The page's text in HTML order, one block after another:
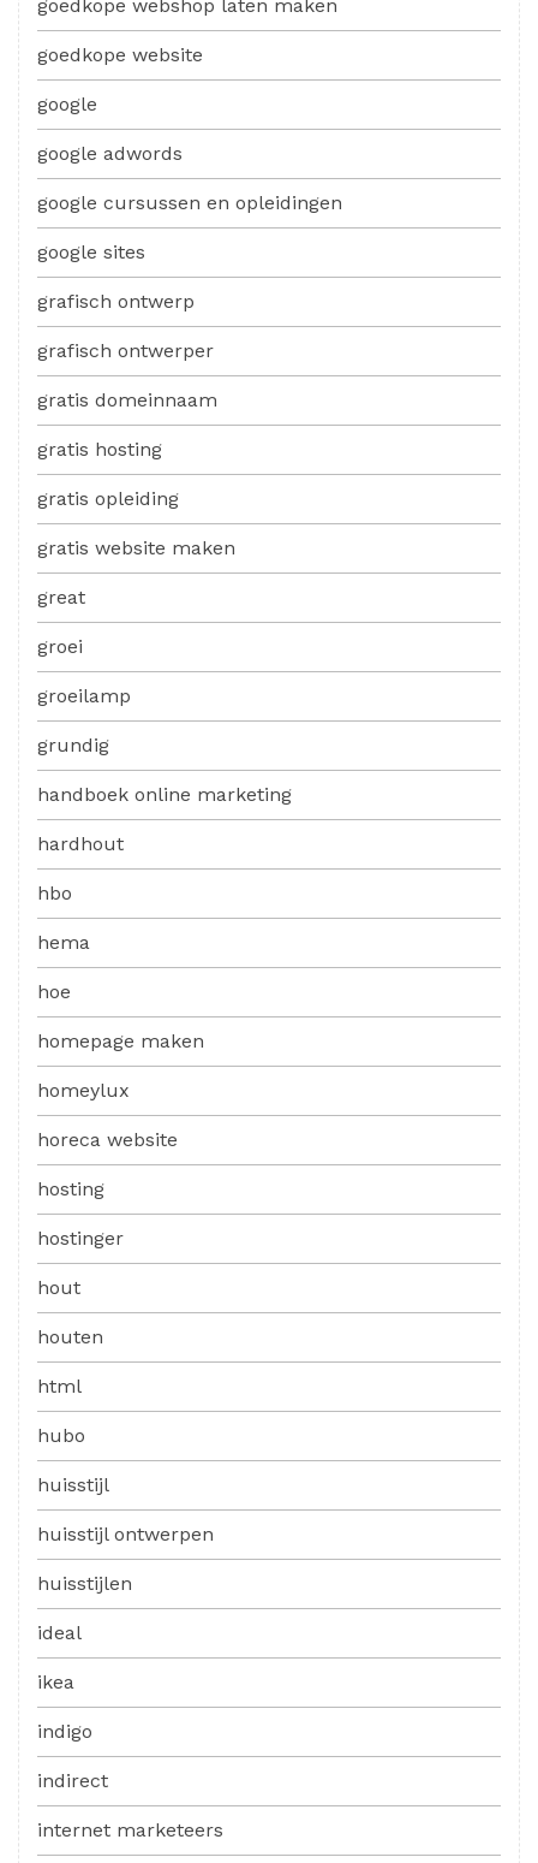
goedkope webshop laten maken
goedkope website
google
google adwords
google cursussen en opleidingen
google sites
grafisch ontwerp
grafisch ontwerper
gratis domeinnaam
gratis hosting
gratis opleiding
gratis website maken
great
groei
groeilamp
grundig
handboek online marketing
hardhout
hbo
hema
hoe
homepage maken
homeylux
horeca website
hosting
hostinger
hout
houten
html
hubo
huisstijl
huisstijl ontwerpen
huisstijlen
ideal
ikea
indigo
indirect
internet marketeers